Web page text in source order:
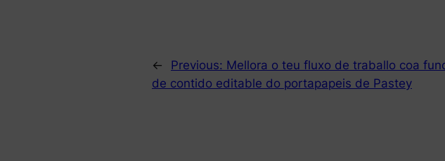
← Previous: Mellora o teu fluxo de traballo coa
de contido editable do portapapeis de Pastey